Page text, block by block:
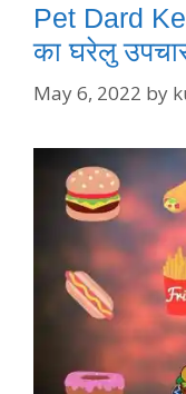
Pet Dard
का घरेलु
May 6, 2022 by